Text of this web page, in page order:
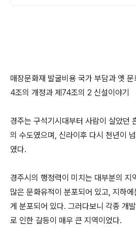
매장문화재 발굴비용 국가 부담과 옛
4조의 개정과 제74조의 2 신설이야기
경주는 구석기시대부터 사람이 살았던
의 수도였으며, 신라이후 다시 천년이
였다.
경주시의 행정력이 미치는 대부분의 지
많은 문화유적이 분포되어 있고, 지하
게 분포되어 있다. 그러다보니 각종 개
로 인한 갈등이 매우 큰 지역이었다.